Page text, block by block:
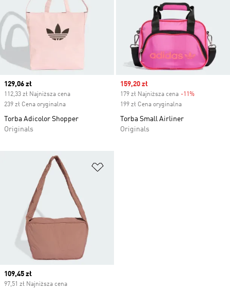
Current price
129,06 zł
112,33 zł Najniższa cena
239 zł Cena oryginalna
Torba Adicolor Shopper
Originals
Sale price
159,20 zł
179 zł Najniższa cena -11%
199 zł Cena oryginalna
Torba Small Airliner
Originals
Current price
109,45 zł
97,51 zł Najniższa cena